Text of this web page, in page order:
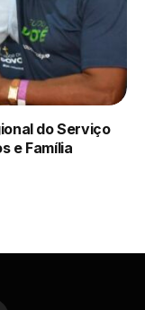
do Serviço
e Família